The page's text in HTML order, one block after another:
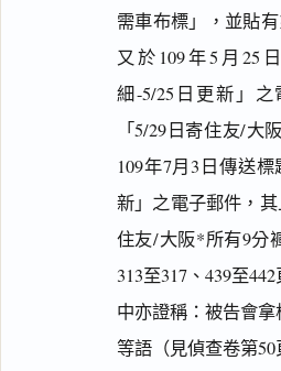
需車布標」，並貼
又於109年5月25
細-5/25日更新」
「5/29日寄住友/大
109年7月3日傳送
新」之電子郵件，
住友/大阪*所有9分
313至317、439至
中亦證稱：被告會
等語（見偵查卷第